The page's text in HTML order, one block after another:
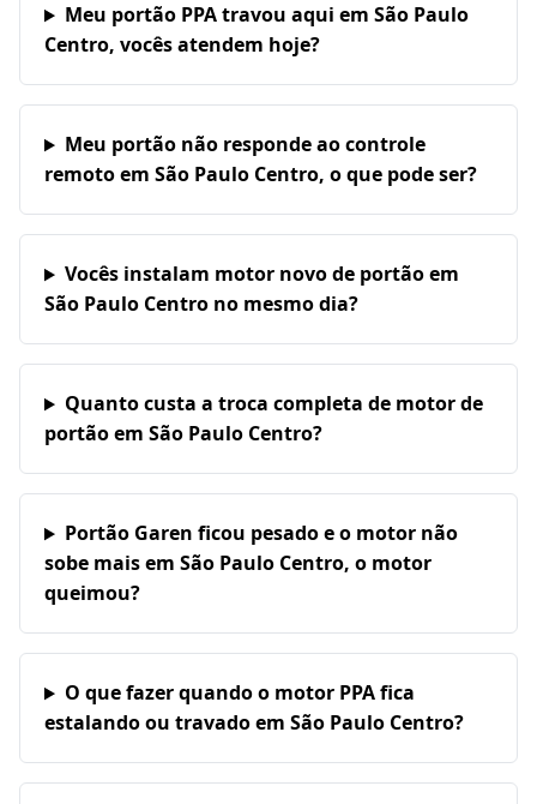
Meu portão PPA travou aqui em São Paulo
Centro, vocês atendem hoje?
Meu portão não responde ao controle
remoto em São Paulo Centro, o que pode ser?
Vocês instalam motor novo de portão em
São Paulo Centro no mesmo dia?
Quanto custa a troca completa de motor de
portão em São Paulo Centro?
Portão Garen ficou pesado e o motor não
sobe mais em São Paulo Centro, o motor
queimou?
O que fazer quando o motor PPA fica
estalando ou travado em São Paulo Centro?